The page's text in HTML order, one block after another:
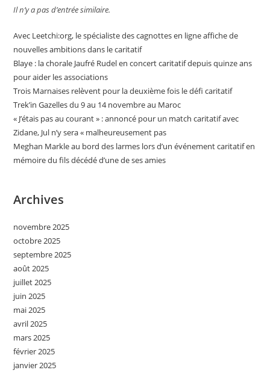
Il n’y a pas d’entrée similaire.
Avec Leetchi:org, le spécialiste des cagnottes en ligne affiche de
nouvelles ambitions dans le caritatif
Blaye : la chorale Jaufré Rudel en concert caritatif depuis quinze ans
pour aider les associations
Trois Marnaises relèvent pour la deuxième fois le défi caritatif
Trek’in Gazelles du 9 au 14 novembre au Maroc
« J’étais pas au courant » : annoncé pour un match caritatif avec
Zidane, Jul n’y sera « malheureusement pas
Meghan Markle au bord des larmes lors d’un événement caritatif en
mémoire du fils décédé d’une de ses amies
Archives
novembre 2025
octobre 2025
septembre 2025
août 2025
juillet 2025
juin 2025
mai 2025
avril 2025
mars 2025
février 2025
janvier 2025